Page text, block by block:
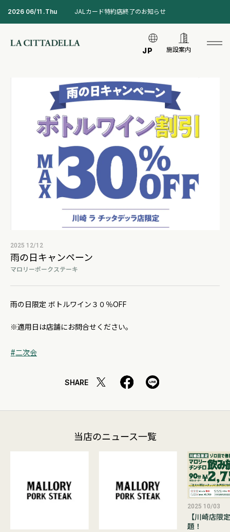
2026 06/11 .Thu JALカード特約店終了のお知らせ
JP 施設案内
2025 12/12
雨の日キャンペーン
マロリーポークステーキ
雨の日限定 ボトルワイン３０％OFF
※適用日は店舗にお問合せください。
二次会
SHARE
当店のニュース一覧
2025 10/03
【川崎店限
題！